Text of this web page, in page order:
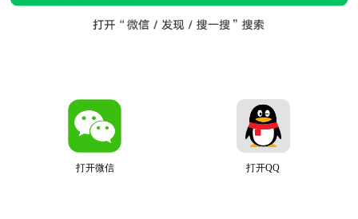
打开微信 打开QQ